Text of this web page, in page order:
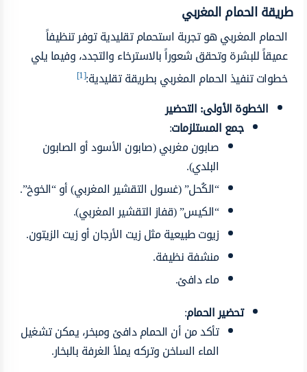
طريقة الحمام المغربي
الحمام المغربي هو تجربة استحمام تقليدية توفر تنظيفاً
عميقاً للبشرة وتحقق شعوراً بالاسترخاء والتجدد، وفيما يلي
خطوات تنفيذ الحمام المغربي بطريقة تقليدية:[1]
الخطوة الأولى: التحضير
جمع المستلزمات:
صابون مغربي (صابون الأسود أو الصابون
البلدي).
“الكُحل” (غسول التقشير المغربي) أو “الخوخ”.
“الكيس” (قفاز التقشير المغربي).
زيوت طبيعية مثل زيت الأرجان أو زيت الزيتون.
منشفة نظيفة.
ماء دافئ.
تحضير الحمام:
تأكد من أن الحمام دافئ ومبخر، يمكن تشغيل
الماء الساخن وتركه يملأ الغرفة بالبخار.